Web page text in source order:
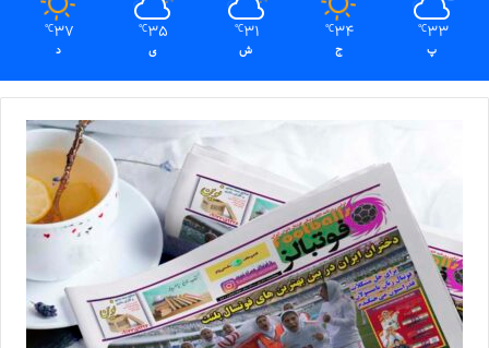
33
℃
پ
34
℃
ج
31
℃
ش
35
℃
ی
37
℃
د